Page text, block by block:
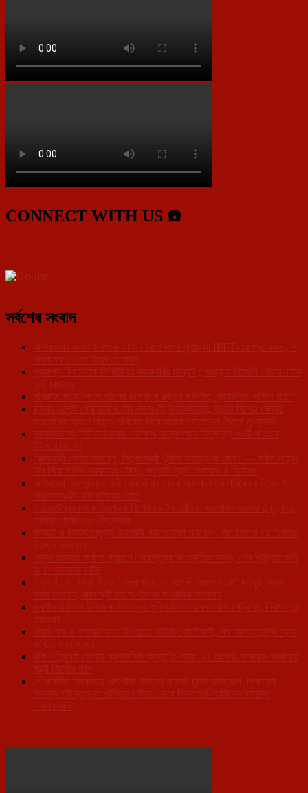
CONNECT WITH US ☎️
সর্বশেষ সংবাদ
আগরতলার জনসমাবেশকে সামনে রেখে জগবন্ধুপাড়ায় IPFT-এর প্রচারসভা, ৭
পরিবারের ১৭ ভোটারের যোগদান
প্রকাশ্য দিবালোকে সিসিটিভির নজরদারির মধ্যেই গন্ডাছড়ায় বিজেপি নেতার বাইক
চুরি, চাঞ্চল্য
সাব্রুমে সাংবাদিক সংগঠনের উদ্যোগে রক্তদান শিবির, প্রকাশিত ‘দক্ষিণ বার্তা’
রবিবার এলেই খোয়াইয়ে ঘণ্টার পর ঘণ্টা বিদ্যুৎহীনতা, বাড়তি বিলেও ক্ষোভ!
জনরোষের আবহে বিদ্যুৎ পরিষেবা নিয়ে জরুরি পর্যালোচনা বৈঠকে মুখ্যমন্ত্রী
কৃষকদের আধুনিকীকরণে বড় পদক্ষেপ, কল্যাণপুরে বিনামূল্যে ৩৮টি পাওয়ার
উইডার বিতরণ
‘কৃষিমন্ত্রী ক্ষেতে নামছেন, বিদ্যুৎমন্ত্রী খুঁটিতে উঠছেন না কেন?’— বর্ধিত বিদ্যুৎ
বিল নিয়ে মানিক সরকারের কটাক্ষ, মনুঘাটে সড়ক অবরোধ ও বিক্ষোভ
আগরতলা বিমানবন্দর ও দুই রেলস্টেশন থেকে অ্যাপ-ক্যাব পরিষেবার উদ্যোগ,
পরিবহনমন্ত্রীর উচ্চপর্যায়ের বৈঠক
৫ সেপ্টেম্বর থেকে ত্রিপুরায় বিশেষ ভোটার তালিকা সংশোধন অভিযান, চূড়ান্ত
তালিকা প্রকাশ ২৩ ডিসেম্বর
যানজট ও জবরদখলমুক্ত রাজধানী গড়তে কড়া পদক্ষেপ, আগরতলায় পুর নিগমের
উচ্ছেদ অভিযান
রেনুকা চাকমার অকাল প্রয়াণে শোকস্তব্ধ সাংস্কৃতিক অঙ্গন, শেষ শ্রদ্ধায় জুনি
রং ঢং কালচারাল টিম
‘দেশ বাঁচাও, মানুষ বাঁচাও’ স্লোগানে ১০ আগস্ট ‘জেল ভরো’ কর্মসূচি সফল
করার আহ্বান, বামপন্থী চার সংগঠনের সাংবাদিক সম্মেলন
স্বাধীনতা দিবস উপলক্ষে সিমান্তে পুলিশ-বিএসএফের যৌথ পেট্রলিং, নিরাপত্তা
জোরদার
গবাদি পশু ও বানরের অবাধ উৎপাতে অতিষ্ঠ খোয়াইবাসী, পশু আশ্রয়কেন্দ্র গড়ার
দাবিতে সরব জনতা
দক্ষিণ ত্রিপুরা জেলায় প্রশাসনিক প্রস্তুতি বৈঠক: ১২ আগস্ট আসছেন পঞ্চায়েত
মন্ত্রী কিশোর বর্মণ
গৌরাঙ্গটিলা বিদ্যালয়ে এলপিজি গ্যাসের পাসবই চুরির অভিযোগ, শিক্ষকের
বিরুদ্ধে দৃষ্টান্তমূলক শাস্তির দাবিতে জেলা শিক্ষা আধিকারিকের দ্বারস্থ
এসএফআই